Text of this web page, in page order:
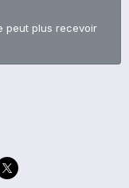
peut plus recevoir